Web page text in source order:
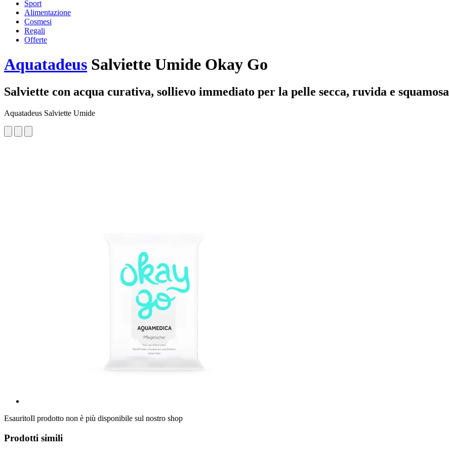
Sport
Alimentazione
Cosmesi
Regali
Offerte
Aquatadeus Salviette Umide Okay Go
Salviette con acqua curativa, sollievo immediato per la pelle secca, ruvida e squamosa
Aquatadeus Salviette Umide
EsauritoIl prodotto non è più disponibile sul nostro shop
Prodotti simili